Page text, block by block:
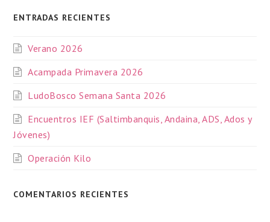
ENTRADAS RECIENTES
Verano 2026
Acampada Primavera 2026
LudoBosco Semana Santa 2026
Encuentros IEF (Saltimbanquis, Andaina, ADS, Ados y
Jóvenes)
Operación Kilo
COMENTARIOS RECIENTES